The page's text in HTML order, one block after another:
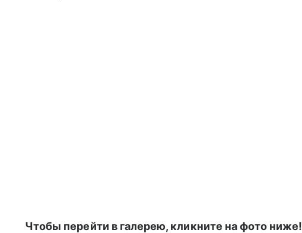
Чтобы перейти в галерею, кликните на фото ниже!